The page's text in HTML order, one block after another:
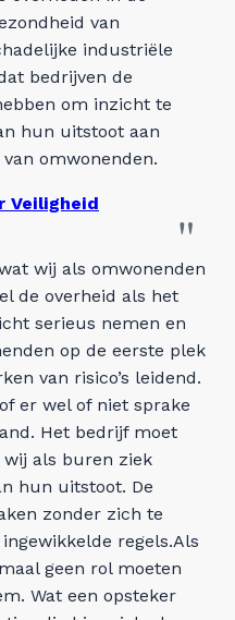
van
industriële
bedrijven de
om inzicht te
hun uitstoot aan
van omwonenden.
Veiligheid
wij als omwonenden
de overheid als het
serieus nemen en
op de eerste plek
van risico’s leidend.
er wel of niet sprake
Het bedrijf moet
als buren ziek
hun uitstoot. De
zonder zich te
regels.Als
geen rol moeten
Wat een opsteker